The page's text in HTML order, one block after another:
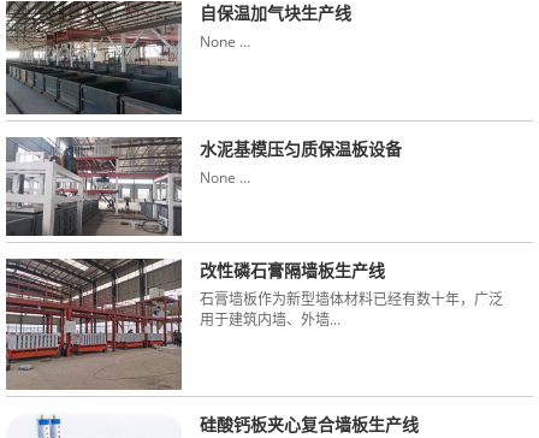
自保温加气块生产线
None …
水泥基模压匀质保温板设备
None …
改性磷石膏隔墙板生产线
石膏墙板作为新型墙体材料已经有数十年，广泛
用于建筑内墙、外墙...
硅酸钙板夹心复合墙板生产线